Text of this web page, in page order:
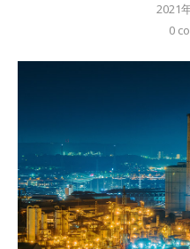
2021
0